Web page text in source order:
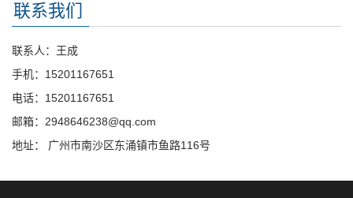
联系我们
联系人：王成
手机：15201167651
电话：15201167651
邮箱：2948646238@qq.com
地址： 广州市南沙区东涌镇市鱼路116号